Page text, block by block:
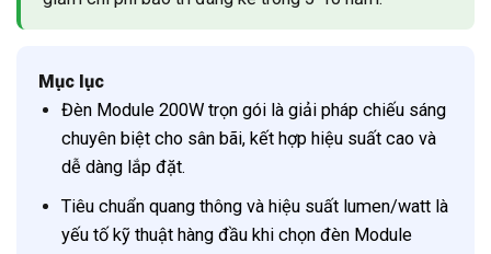
Mục lục
Đèn Module 200W trọn gói là giải pháp chiếu sáng
chuyên biệt cho sân bãi, kết hợp hiệu suất cao và
dễ dàng lắp đặt.
Tiêu chuẩn quang thông và hiệu suất lumen/watt là
yếu tố kỹ thuật hàng đầu khi chọn đèn Module